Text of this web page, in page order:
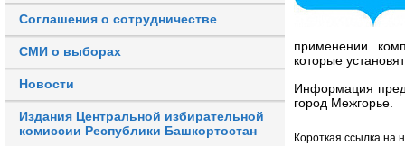
Соглашения о сотрудничестве
СМИ о выборах
Новости
Издания Центральной избирательной
комиссии Республики Башкортостан
применении
которые
Информация
город Межгорье.
Короткая ссылка на